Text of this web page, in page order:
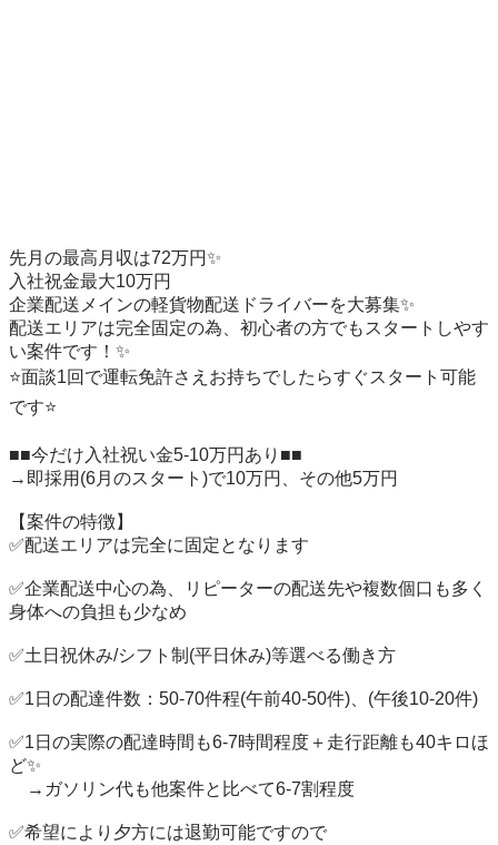
先月の最高月収は72万円✨
入社祝金最大10万円
企業配送メインの軽貨物配送ドライバーを大募集✨
配送エリアは完全固定の為、初心者の方でもスタートしやす
い案件です！✨
⭐️面談1回で運転免許さえお持ちでしたらすぐスタート可能
です⭐️
■■今だけ入社祝い金5-10万円あり■■
→即採用(6月のスタート)で10万円、その他5万円
【案件の特徴】
✅配送エリアは完全に固定となります
✅企業配送中心の為、リピーターの配送先や複数個口も多く
身体への負担も少なめ
✅土日祝休み/シフト制(平日休み)等選べる働き方
✅1日の配達件数：50-70件程(午前40-50件)、(午後10-20件)
✅1日の実際の配達時間も6-7時間程度＋走行距離も40キロほ
ど✨
→ガソリン代も他案件と比べて6-7割程度
✅希望により夕方には退勤可能ですので